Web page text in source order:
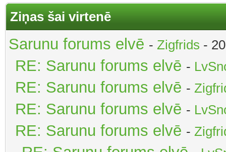
Ziņas šai virtenē
Sarunu forums elvē - Zigfrids -
RE: Sarunu forums elvē -
RE: Sarunu forums elvē -
RE: Sarunu forums elvē -
RE: Sarunu forums elvē -